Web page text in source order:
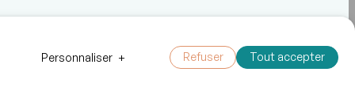
Personnaliser + Refuser Tout accepter